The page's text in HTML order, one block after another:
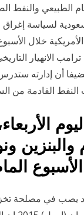
الطبيعي والنفط
المملكة العربية السعودية لسياسة
خلال
ترامب الانهيار
أن إدارته